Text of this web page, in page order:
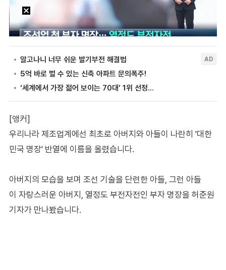
[앵커]
우리나라 제조업계에선 최초로 아버지와 아들이 나란히 '대한
민국 명장' 반열에 이름을 올렸습니다.
아버지의 모습을 보며 조선 기술을 단련한 아들, 그런 아들
이 자랑스러운 아버지, 열정도 부전자전인 부자 명장을 허준원
기자가 만나봤습니다.